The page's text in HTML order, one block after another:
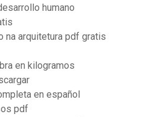
humano
na arquitetura pdf gratis
en kilogramos
en español
pdf